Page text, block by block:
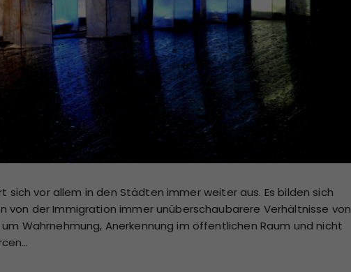
sich vor allem in den Städten immer weiter aus. Es bilden sich
von der Immigration immer unüberschaubarere Verhältnisse von
Wahrnehmung, Anerkennung im öffentlichen Raum und nicht